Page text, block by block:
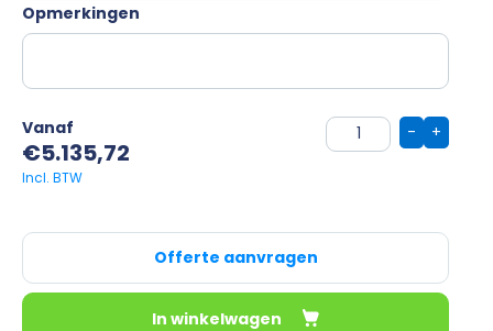
Opmerkingen
Vanaf
€5.135,72
+
-
Offerte aanvragen
In winkelwagen